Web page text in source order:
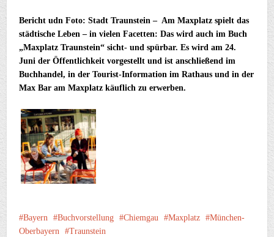
Bericht udn Foto: Stadt Traunstein – Am Maxplatz spielt das
städtische Leben – in vielen Facetten: Das wird auch im Buch
„Maxplatz Traunstein“ sicht- und spürbar. Es wird am 24.
Juni der Öffentlichkeit vorgestellt und ist anschließend im
Buchhandel, in der Tourist-Information im Rathaus und in der
Max Bar am Maxplatz käuflich zu erwerben.
Bayern Buchvorstellung Chiemgau Maxplatz
München-
Oberbayern
Traunstein